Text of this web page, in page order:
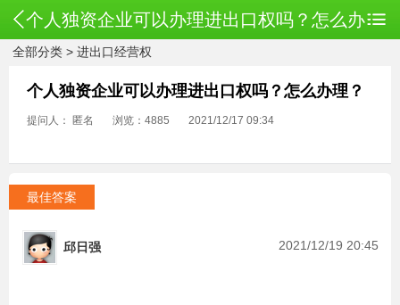
个人独资企业可以办理进出口权吗？怎么办
全部分类 > 进出口经营权
个人独资企业可以办理进出口权吗？怎么办理？
提问人： 匿名 浏览：4885 2021/12/17 09:34
最佳答案
邱日强 2021/12/19 20:45